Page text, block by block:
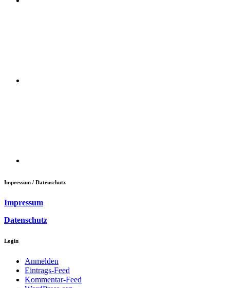
Impressum / Datenschutz
Impressum
Datenschutz
Login
Anmelden
Eintrags-Feed
Kommentar-Feed